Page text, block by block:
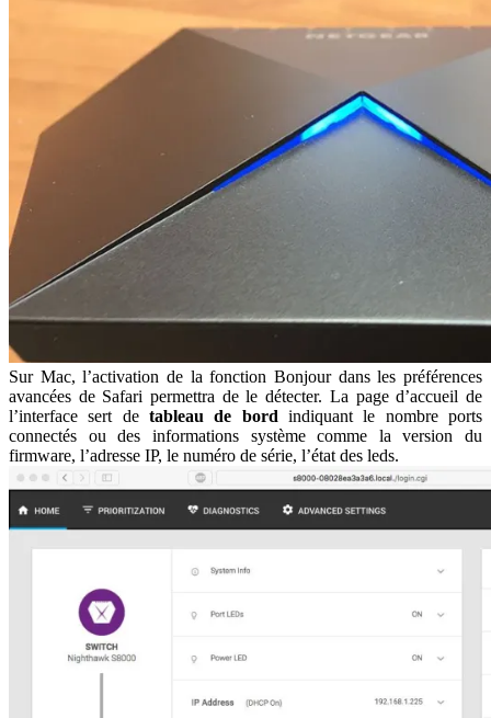
Sur Mac, l’activation de la fonction Bonjour dans les préférences
avancées de Safari permettra de le détecter. La page d’accueil de
l’interface sert de tableau de bord indiquant le nombre ports
connectés ou des informations système comme la version du
firmware, l’adresse IP, le numéro de série, l’état des leds.